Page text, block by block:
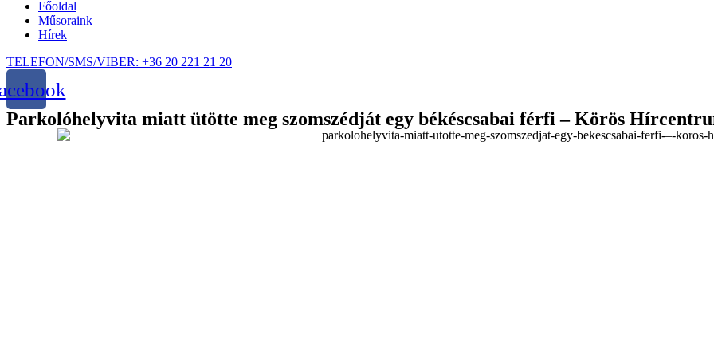
Főoldal
Műsoraink
Hírek
TELEFON/SMS/VIBER: +36 20 221 21 20
Parkolóhelyvita miatt ütötte meg szomszédját egy békéscsabai férfi – Körös